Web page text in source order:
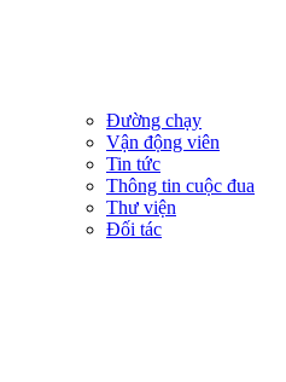
Đường chạy
Vận động viên
Tin tức
Thông tin cuộc đua
Thư viện
Đối tác